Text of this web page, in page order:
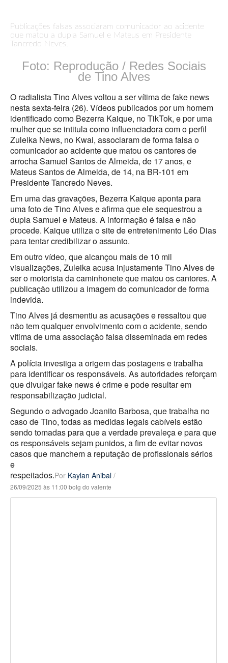
Publicações falsas associaram comunicador ao acidente
que matou a dupla Samuel e Mateus em Presidente
Tancredo Neves.
Foto: Reprodução / Redes Sociais
de Tino Alves
O radialista Tino Alves voltou a ser vítima de fake news
nesta sexta-feira (26). Vídeos publicados por um homem
identificado como Bezerra Kaique, no TikTok, e por uma
mulher que se intitula como influenciadora com o perfil
Zuleika News, no Kwai, associaram de forma falsa o
comunicador ao acidente que matou os cantores de
arrocha Samuel Santos de Almeida, de 17 anos, e
Mateus Santos de Almeida, de 14, na BR-101 em
Presidente Tancredo Neves.
Em uma das gravações, Bezerra Kaique aponta para
uma foto de Tino Alves e afirma que ele sequestrou a
dupla Samuel e Mateus. A informação é falsa e não
procede. Kaique utiliza o site de entretenimento Léo Dias
para tentar credibilizar o assunto.
Em outro vídeo, que alcançou mais de 10 mil
visualizações, Zuleika acusa injustamente Tino Alves de
ser o motorista da caminhonete que matou os cantores. A
publicação utilizou a imagem do comunicador de forma
indevida.
Tino Alves já desmentiu as acusações e ressaltou que
não tem qualquer envolvimento com o acidente, sendo
vítima de uma associação falsa disseminada em redes
sociais.
A polícia investiga a origem das postagens e trabalha
para identificar os responsáveis. As autoridades reforçam
que divulgar fake news é crime e pode resultar em
responsabilização judicial.
Segundo o advogado Joanito Barbosa, que trabalha no
caso de Tino, todas as medidas legais cabíveis estão
sendo tomadas para que a verdade prevaleça e para que
os responsáveis sejam punidos, a fim de evitar novos
casos que manchem a reputação de profissionais sérios
e
respeitados.Por Kaylan Anibal /
26/09/2025 às 11:00 bolg do valente